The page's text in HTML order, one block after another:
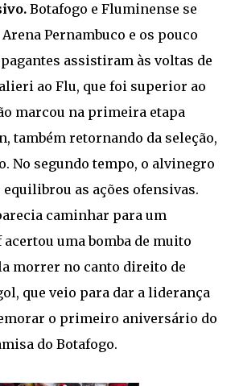
Botafogo e Fluminense se
Pernambuco e os pouco
assistiram às voltas de
ao Flu, que foi superior ao
marcou na primeira etapa
também retornando da seleção,
No segundo tempo, o alvinegro
as ações ofensivas.
caminhar para um
acertou uma bomba de muito
morrer no canto direito de
que veio para dar a liderança
o primeiro aniversário do
do Botafogo.